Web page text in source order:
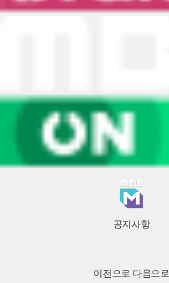
공지사항
이전으로 다음으로